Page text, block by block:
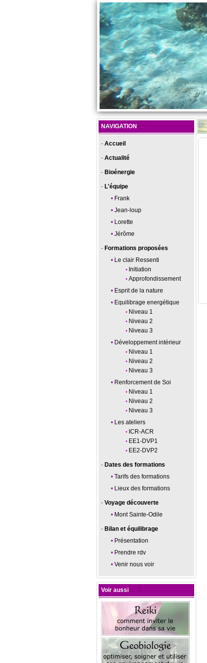
NAVIGATION
Accueil
Actualité
Bioénergie
L'équipe
Frank
Jean-loup
Lorette
Jérôme
Formations proposées
Le clair Ressenti
Initiation
Approfondissement
Esprit de la nature
Equilibrage energétique
Niveau 1
Niveau 2
Niveau 3
Développement intérieur
Niveau 1
Niveau 2
Niveau 3
Renforcement de Soi
Niveau 1
Niveau 2
Niveau 3
Les ateliers
ICR-ACR
EE1-DVP1
EE2-DVP2
Dates des formations
Tarifs des formations
Lieux des formations
Voyage découverte
Mont Sainte-Odile
Bilan et équilibrage
Présentation
Prendre rdv
Venir nous voir
Voir aussi